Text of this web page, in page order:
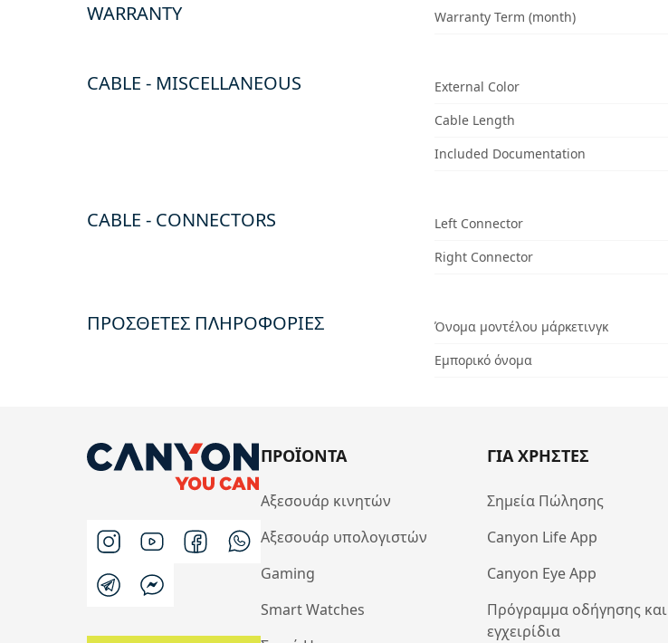
WARRANTY Warranty Term (month)
CABLE - MISCELLANEOUS External Color
Cable Length
Included Documentation
CABLE - CONNECTORS Left Connector
Right Connector
ΠΡΟΣΘΕΤΕΣ ΠΛΗΡΟΦΟΡΙΕΣ Όνομα μοντέλου μάρκετινγκ
Εμπορικό όνομα
ΠΡΟΪΟΝΤΑ
Αξεσουάρ κινητών
Αξεσουάρ υπολογιστών
Gaming
Smart Watches
ΓΙΑ ΧΡΗΣΤΕΣ
Σημεία Πώλησης
Canyon Life App
Canyon Eye App
Πρόγραμμα οδήγησης και
εγχειρίδια